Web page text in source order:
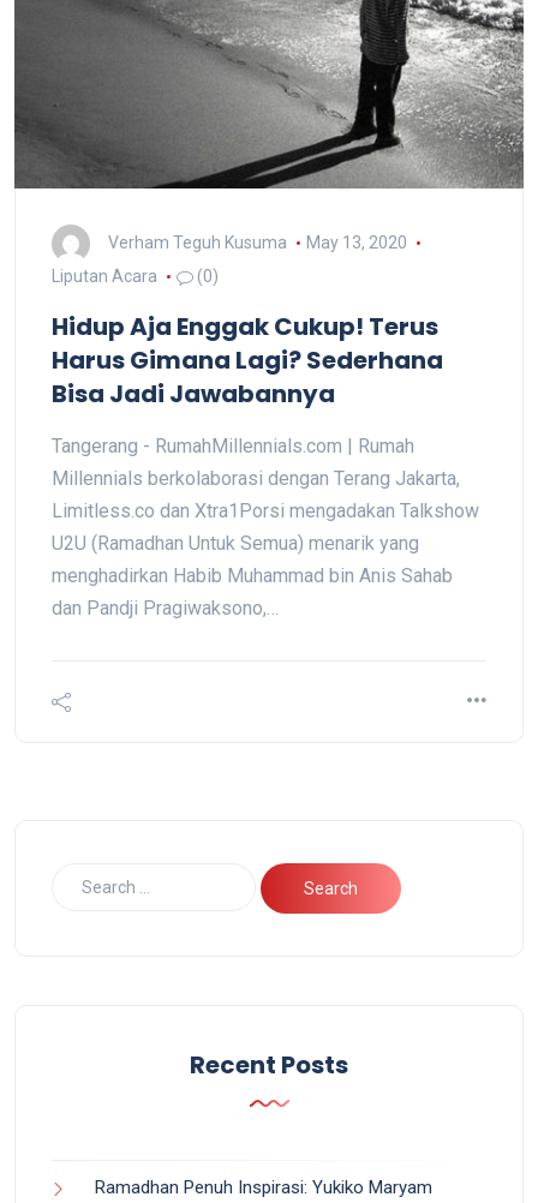
Verham Teguh Kusuma
May 13, 2020
Liputan Acara
(0)
Hidup Aja Enggak Cukup! Terus
Harus Gimana Lagi? Sederhana
Bisa Jadi Jawabannya
Tangerang - RumahMillennials.com | Rumah
Millennials berkolaborasi dengan Terang Jakarta,
Limitless.co dan Xtra1Porsi mengadakan Talkshow
U2U (Ramadhan Untuk Semua) menarik yang
menghadirkan Habib Muhammad bin Anis Sahab
dan Pandji Pragiwaksono,…
Recent Posts
Ramadhan Penuh Inspirasi: Yukiko Maryam